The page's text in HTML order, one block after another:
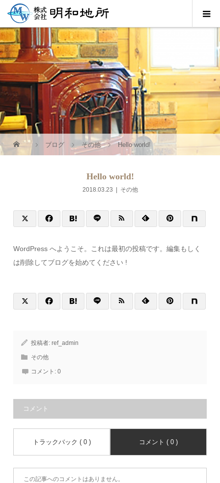
ブログ その他 Hello world!
Hello world!
2018.03.23 その他
WordPress へようこそ。これは最初の投稿です。編集もしく
は削除してブログを始めてください !
投稿者:ref_admin
その他
コメント:0
コメント
トラックバック ( 0 ) コメント ( 0 )
この記事へのコメントはありません。